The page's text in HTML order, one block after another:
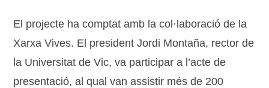
El projecte ha comptat amb la col·laboració de la
Xarxa Vives. El president Jordi Montaña, rector de
la Universitat de Vic, va participar a l’acte de
presentació, al qual van assistir més de 200